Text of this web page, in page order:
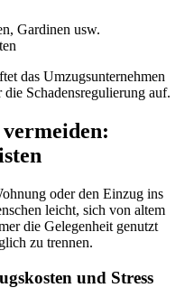
Gardinen usw.
das Umzugsunternehmen
Schadensregulierung auf.
oder den Einzug ins
leicht, sich von altem
die Gelegenheit genutzt
zu trennen.
und Stress